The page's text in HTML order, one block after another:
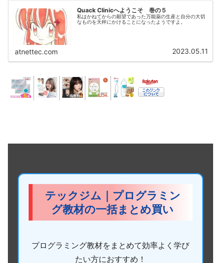
Quack Clinicへようこそ 巻の５
私はかねてからの願望であった万能薬の生産と自分の大切
なものを天秤にかけることになったようですよ。
atnettec.com 2023.05.11
テックジム｜プログラミン
グ教材の一括まとめ買い
プログラミング教材をまとめて効率よく学び
たい方におすすめ！